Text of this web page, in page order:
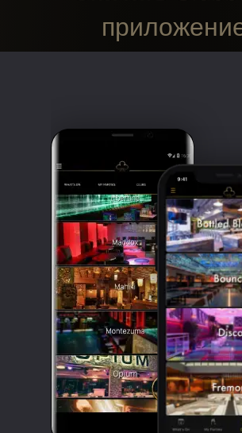
аккаунты
соцсетях: